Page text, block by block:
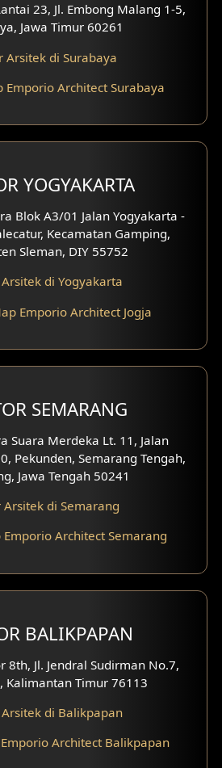
Moroccan
Scandinavian
Tradisional
Villa Bali
23, Jl. Embong Malang 1-5,
Jawa Timur 60261
Arsitek di Surabaya
Emporio Architect Surabaya
YOGYAKARTA
Blok A3/01 Jalan Yogyakarta -
Kecamatan Gamping,
Sleman, DIY 55752
di Yogyakarta
Emporio Architect Jogja
SEMARANG
Suara Merdeka Lt. 11, Jalan
Pekunden, Semarang Tengah,
Jawa Tengah 50241
Arsitek di Semarang
Architect Semarang
BALIKPAPAN
8th, Jl. Jendral Sudirman No.7,
Kalimantan Timur 76113
di Balikpapan
Architect Balikpapan